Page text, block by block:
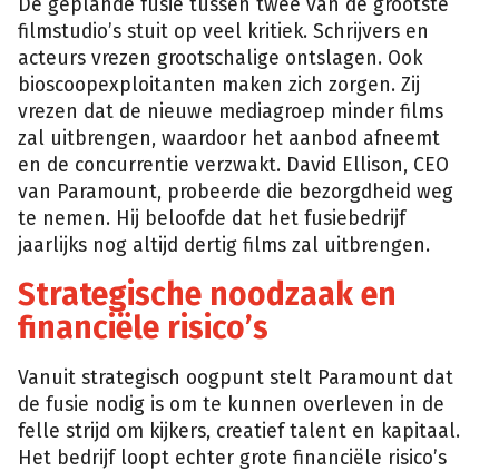
De geplande fusie tussen twee van de grootste
filmstudio’s stuit op veel kritiek. Schrijvers en
acteurs vrezen grootschalige ontslagen. Ook
bioscoopexploitanten maken zich zorgen. Zij
vrezen dat de nieuwe mediagroep minder films
zal uitbrengen, waardoor het aanbod afneemt
en de concurrentie verzwakt. David Ellison, CEO
van Paramount, probeerde die bezorgdheid weg
te nemen. Hij beloofde dat het fusiebedrijf
jaarlijks nog altijd dertig films zal uitbrengen.
Strategische noodzaak en
financiële risico’s
Vanuit strategisch oogpunt stelt Paramount dat
de fusie nodig is om te kunnen overleven in de
felle strijd om kijkers, creatief talent en kapitaal.
Het bedrijf loopt echter grote financiële risico’s